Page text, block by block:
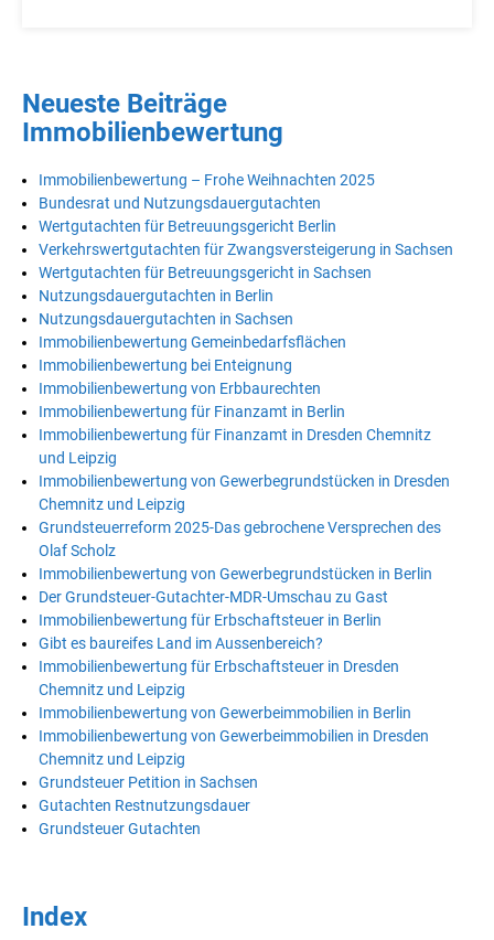
Neueste Beiträge
Immobilienbewertung
Immobilienbewertung – Frohe Weihnachten 2025
Bundesrat und Nutzungsdauergutachten
Wertgutachten für Betreuungsgericht Berlin
Verkehrswertgutachten für Zwangsversteigerung in Sachsen
Wertgutachten für Betreuungsgericht in Sachsen
Nutzungsdauergutachten in Berlin
Nutzungsdauergutachten in Sachsen
Immobilienbewertung Gemeinbedarfsflächen
Immobilienbewertung bei Enteignung
Immobilienbewertung von Erbbaurechten
Immobilienbewertung für Finanzamt in Berlin
Immobilienbewertung für Finanzamt in Dresden Chemnitz
und Leipzig
Immobilienbewertung von Gewerbegrundstücken in Dresden
Chemnitz und Leipzig
Grundsteuerreform 2025-Das gebrochene Versprechen des
Olaf Scholz
Immobilienbewertung von Gewerbegrundstücken in Berlin
Der Grundsteuer-Gutachter-MDR-Umschau zu Gast
Immobilienbewertung für Erbschaftsteuer in Berlin
Gibt es baureifes Land im Aussenbereich?
Immobilienbewertung für Erbschaftsteuer in Dresden
Chemnitz und Leipzig
Immobilienbewertung von Gewerbeimmobilien in Berlin
Immobilienbewertung von Gewerbeimmobilien in Dresden
Chemnitz und Leipzig
Grundsteuer Petition in Sachsen
Gutachten Restnutzungsdauer
Grundsteuer Gutachten
Index